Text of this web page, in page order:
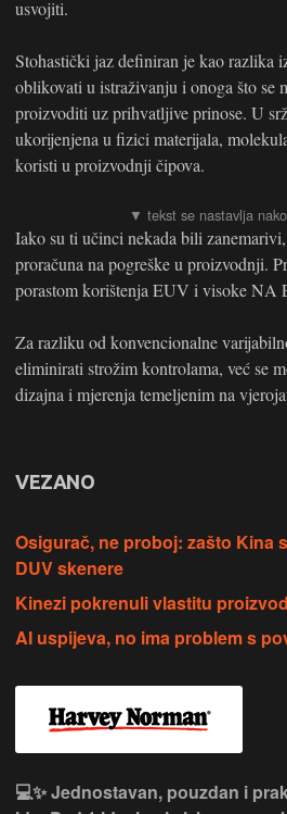
usvojiti.
Stohastički jaz definiran je kao razlika
oblikovati u istraživanju i onoga što se
proizvoditi uz prihvatljive prinose. U
ukorijenjena u fizici materijala,
koristi u proizvodnji čipova.
Iako su ti učinci nekada bili
proračuna na pogreške u proizvodnji.
porastom korištenja EUV i visoke NA
Za razliku od konvencionalne
eliminirati strožim kontrolama, već se
dizajna i mjerenja temeljenim na
VEZANO
Osigurač, ne proboj: zašto Kina
DUV skenere
Kinezi pokrenuli vlastitu
AI uspijeva, no ima problem s
💻✨ Jednostavan, pouzdan i